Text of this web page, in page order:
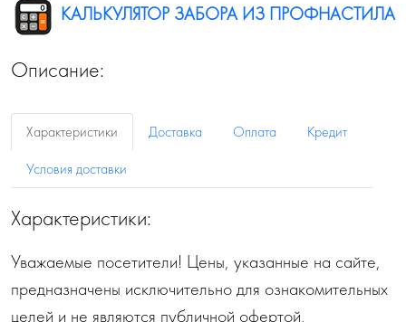
КАЛЬКУЛЯТОР ЗАБОРА ИЗ ПРОФНАСТИЛА
Описание:
Характеристики Доставка Оплата
Кредит
Условия доставки
Характеристики:
Уважаемые посетители! Цены, указанные на сайте,
предназначены исключительно для ознакомительных
целей и не являются публичной офертой,